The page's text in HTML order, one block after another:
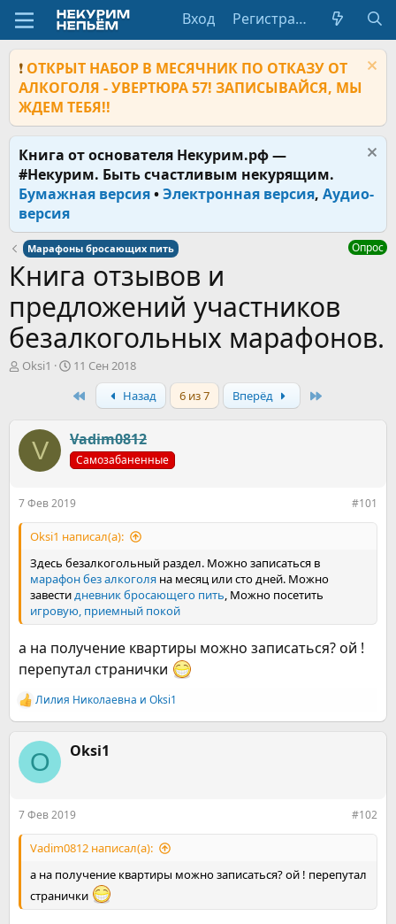
Вход Регистрация
❗ ОТКРЫТ НАБОР В МЕСЯЧНИК ПО ОТКАЗУ ОТ
АЛКОГОЛЯ - УВЕРТЮРА 57! ЗАПИСЫВАЙСЯ, МЫ
ЖДЕМ ТЕБЯ!!
Книга от основателя Некурим.рф —
#Некурим. Быть счастливым некурящим.
Бумажная версия•Электронная версия, Аудио-
версия
Марафоны бросающих пить Опрос
Книга отзывов и
предложений участников
безалкогольных марафонов.
А
т
е
Oksi1
Д
т
а
ч
а
11 Сен 2018
Назад 6 из 7 Вперёд
V Vadim0812
Самозабаненные
7 Фев 2019 #101
Oksi1 написал(а):
Здесь безалкогольный раздел. Можно записаться в
марафон без алкоголя на месяц или сто дней. Можно
завестидневник бросающего пить, Можно посетить
игровую, приемный покой
а на получение квартиры можно записаться? ой !
перепутал странички
Р
е
к
ц
и
Лилия Николаевна и Oksi1
O Oksi1
7 Фев 2019 #102
Vadim0812 написал(а):
а на получение квартиры можно записаться? ой ! перепутал
странички